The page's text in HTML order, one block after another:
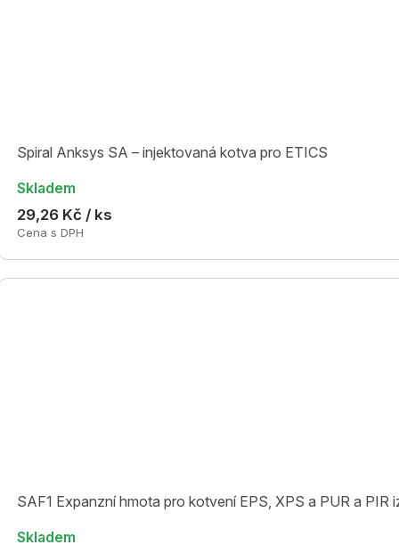
Spiral Anksys SA – injektovaná kotva pro ETICS
Skladem
29,26 Kč / ks
Cena s DPH
SAF1 Expanzní hmota pro kotvení EPS, XPS a PUR a PIR
Skladem